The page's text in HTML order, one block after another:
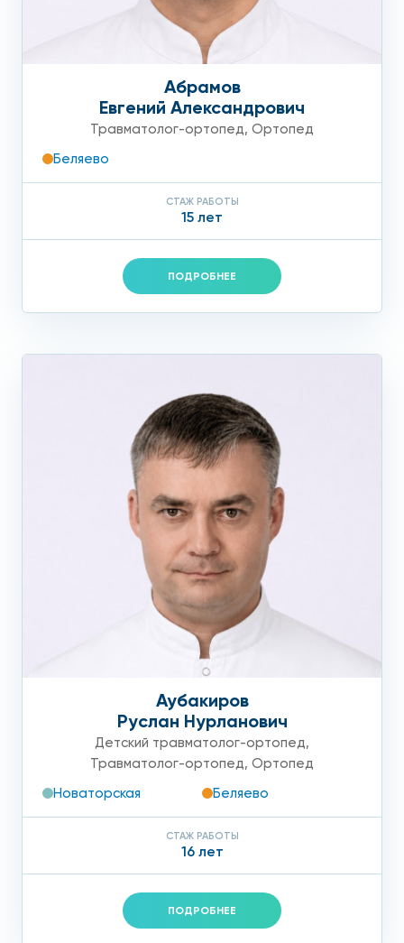
Абрамов
Евгений Александрович
Травматолог-ортопед, Ортопед
Беляево
СТАЖ РАБОТЫ
15 лет
ПОДРОБНЕЕ
Аубакиров
Руслан Нурланович
Детский травматолог-ортопед,
Травматолог-ортопед, Ортопед
Новаторская
Беляево
СТАЖ РАБОТЫ
16 лет
ПОДРОБНЕЕ